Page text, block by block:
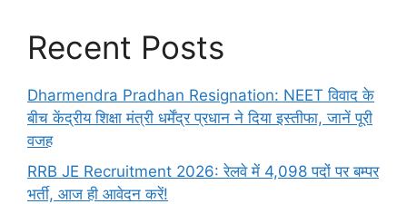
Recent Posts
Dharmendra Pradhan Resignation: NEET विवाद के
बीच केंद्रीय शिक्षा मंत्री धर्मेंद्र प्रधान ने दिया इस्तीफा, जानें पूरी
वजह
RRB JE Recruitment 2026: रेलवे में 4,098 पदों पर बम्पर
भर्ती, आज ही आवेदन करें!